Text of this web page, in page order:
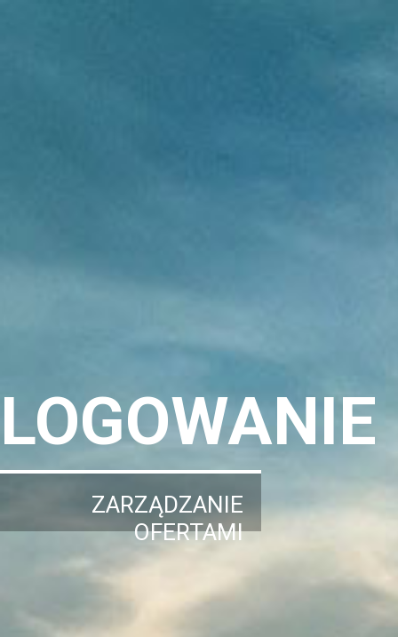
LOGOWANIE
ZARZĄDZANIE
OFERTAMI